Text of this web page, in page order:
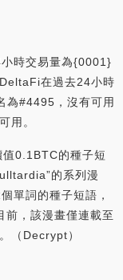
時交易量為{0001}
在過去24小時
#4495，沒有可用
用。
0.1BTC的種子短
的系列漫
單詞的種子短語，
前，該漫畫僅連載至
（Decrypt）